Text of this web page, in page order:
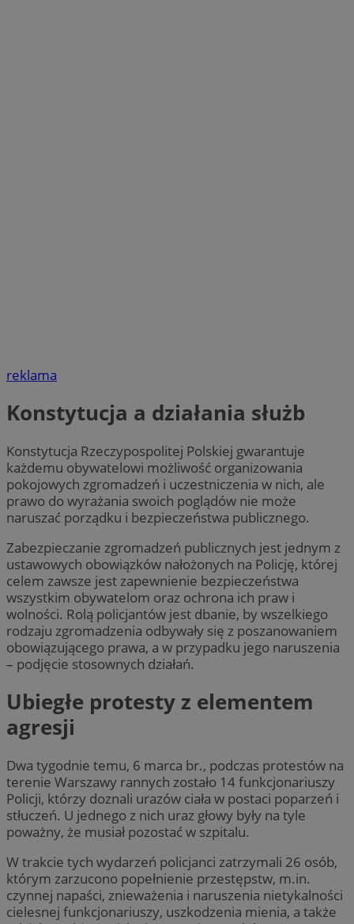
reklama
Konstytucja a działania służb
Konstytucja Rzeczypospolitej Polskiej gwarantuje
każdemu obywatelowi możliwość organizowania
pokojowych zgromadzeń i uczestniczenia w nich, ale
prawo do wyrażania swoich poglądów nie może
naruszać porządku i bezpieczeństwa publicznego.
Zabezpieczanie zgromadzeń publicznych jest jednym z
ustawowych obowiązków nałożonych na Policję, której
celem zawsze jest zapewnienie bezpieczeństwa
wszystkim obywatelom oraz ochrona ich praw i
wolności. Rolą policjantów jest dbanie, by wszelkiego
rodzaju zgromadzenia odbywały się z poszanowaniem
obowiązującego prawa, a w przypadku jego naruszenia
– podjęcie stosownych działań.
Ubiegłe protesty z elementem
agresji
Dwa tygodnie temu, 6 marca br., podczas protestów na
terenie Warszawy rannych zostało 14 funkcjonariuszy
Policji, którzy doznali urazów ciała w postaci poparzeń i
stłuczeń. U jednego z nich uraz głowy były na tyle
poważny, że musiał pozostać w szpitalu.
W trakcie tych wydarzeń policjanci zatrzymali 26 osób,
którym zarzucono popełnienie przestępstw, m.in.
czynnej napaści, znieważenia i naruszenia nietykalności
cielesnej funkcjonariuszy, uszkodzenia mienia, a także